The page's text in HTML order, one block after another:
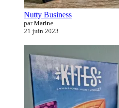
Nutty Business
par Marine
21 juin 2023